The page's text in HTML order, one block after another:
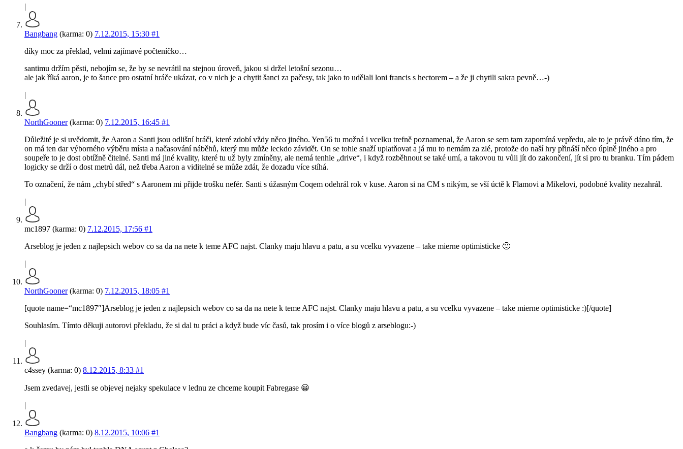
|
Bangbang (karma: 0) 7.12.2015, 15:30 #1
díky moc za překlad, velmi zajímavé počteníčko…
santimu držím pěsti, nebojím se, že by se nevrátil na stejnou úroveň, jakou si držel letošní sezonu…
ale jak říká aaron, je to šance pro ostatní hráče ukázat, co v nich je a chytit šanci za pačesy, tak jako to udělali loni francis s hectorem – a že ji chytili sakra pevně…-)
|
NorthGooner(karma: 0) 7.12.2015, 16:45 #1
Důležité je si uvědomit, že Aaron a Santi jsou odlišní hráči, které zdobí vždy něco jiného. Yen56 tu možná i vcelku trefně poznamenal, že Aaron se sem tam zapomíná vepředu, ale to je právě dáno tím, že
on má ten dar výborného výběru místa a načasování náběhů, který mu může leckdo závidět. On se tohle snaží uplatňovat a já mu to nemám za zlé, protože do naší hry přináší něco úplně jiného a pro
soupeře to je dost obtížně čitelné. Santi má jiné kvality, které tu už byly zmíněny, ale nemá tenhle „drive“, i když rozběhnout se také umí, a takovou tu vůli jít do zakončení, jít si pro tu branku. Tím pádem
logicky se drží o dost metrů dál, než třeba Aaron a viditelné se může zdát, že dozadu více stíhá.
To označení, že nám „chybí střed“ s Aaronem mi přijde trošku nefér. Santi s úžasným Coqem odehrál rok v kuse. Aaron si na CM s nikým, se vší úctě k Flamovi a Mikelovi, podobné kvality nezahrál.
|
mc1897 (karma: 0) 7.12.2015, 17:56 #1
Arseblog je jeden z najlepsich webov co sa da na nete k teme AFC najst. Clanky maju hlavu a patu, a su vcelku vyvazene – take mierne optimisticke 🙂
|
NorthGooner(karma: 0) 7.12.2015, 18:05 #1
[quote name=“mc1897″]Arseblog je jeden z najlepsich webov co sa da na nete k teme AFC najst. Clanky maju hlavu a patu, a su vcelku vyvazene – take mierne optimisticke :)[/quote]
Souhlasím. Tímto děkuji autorovi překladu, že si dal tu práci a když bude víc časů, tak prosím i o více blogů z arseblogu:-)
|
c4ssey (karma: 0) 8.12.2015, 8:33 #1
Jsem zvedavej, jestli se objevej nejaky spekulace v lednu ze chceme koupit Fabregase 😀
|
Bangbang (karma: 0) 8.12.2015, 10:06 #1